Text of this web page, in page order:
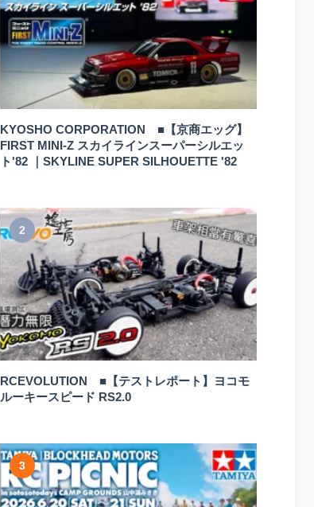
KYOSHO CORPORATION ■【京商エッグ】
FIRST MINI-Z スカイラインスーパーシルエッ
ト'82 ｜SKYLINE SUPER SILHOUETTE '82
2
RCEVOLUTION ■【テストレポート】ヨコモ
ルーキースピード RS2.0
3